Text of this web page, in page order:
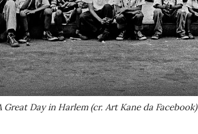
Great Day in Harlem (cr. Art Kane da Facebook)